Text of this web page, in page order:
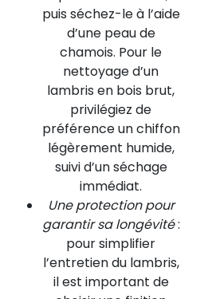
puis séchez-le à l’aide
d’une peau de
chamois. Pour le
nettoyage d’un
lambris en bois brut,
privilégiez de
préférence un chiffon
légèrement humide,
suivi d’un séchage
immédiat.
Une protection pour
garantir sa longévité:
pour simplifier
l’entretien du lambris,
il est important de